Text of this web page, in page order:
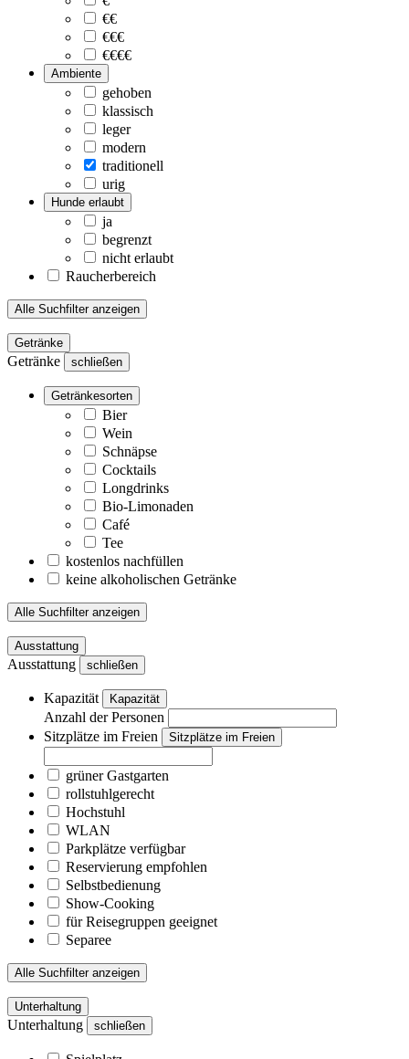
€€
€€€
€€€€
Ambiente
gehoben
klassisch
leger
modern
traditionell
urig
Hunde erlaubt
ja
begrenzt
nicht erlaubt
Raucherbereich
Alle Suchfilter anzeigen
Getränke
Getränke schließen
Getränkesorten
Bier
Wein
Schnäpse
Cocktails
Longdrinks
Bio-Limonaden
Café
Tee
kostenlos nachfüllen
keine alkoholischen Getränke
Alle Suchfilter anzeigen
Ausstattung
Ausstattung schließen
Kapazität Kapazität
Anzahl der Personen
Sitzplätze im Freien
Sitzplätze im Freien
grüner Gastgarten
rollstuhlgerecht
Hochstuhl
WLAN
Parkplätze verfügbar
Reservierung empfohlen
Selbstbedienung
Show-Cooking
für Reisegruppen geeignet
Separee
Alle Suchfilter anzeigen
Unterhaltung
Unterhaltung schließen